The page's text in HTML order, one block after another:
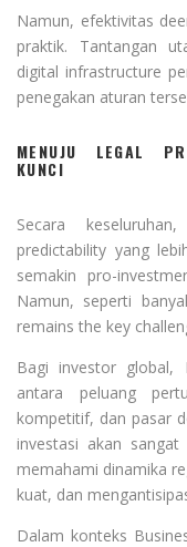
Namun, efektivitas
praktik. Tantangan
digital infrastructure
penegakan aturan
MENUJU LEGAL
KUNCI
Secara
predictability yang
semakin pro-
Namun, seperti
remains the key
Bagi investor global,
antara peluang
kompetitif, dan pasar
investasi akan
memahami dinamika
kuat, dan
Dalam konteks